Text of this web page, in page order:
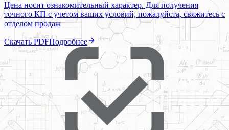
Цена носит ознакомительный характер. Для получения
точного КП с учетом ваших условий, пожалуйста, свяжитесь с
отделом продаж
Скачать PDFПодробнее